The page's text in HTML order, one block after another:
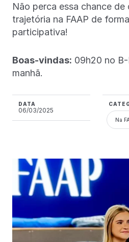
Não perca essa chance de
trajetória na FAAP de
participativa!
Boas-vindas: 09h20 no
manhã.
DATA
06/03/2025
Na